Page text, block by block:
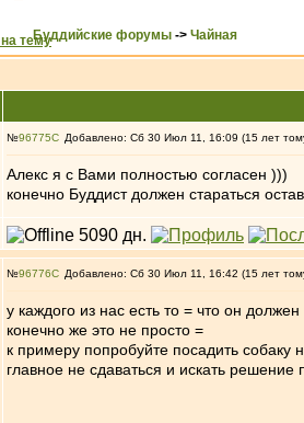
Буддийские форумы -> Чайная
№96775 Добавлено: Сб 30 Июл 11, 16:09 (15 лет
Алекс я с Вами полностью согласен )))
конечно Буддист должен стараться
№96776 Добавлено: Сб 30 Июл 11, 16:42 (15 лет
у каждого из нас есть то = что он
конечно же это не просто =
к примеру попробуйте посадить собаку
главное не сдаваться и искать